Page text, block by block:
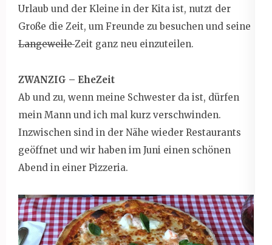
Urlaub und der Kleine in der Kita ist, nutzt der
Große die Zeit, um Freunde zu besuchen und seine
LangeweileZeit ganz neu einzuteilen.
ZWANZIG – EheZeit
Ab und zu, wenn meine Schwester da ist, dürfen
mein Mann und ich mal kurz verschwinden.
Inzwischen sind in der Nähe wieder Restaurants
geöffnet und wir haben im Juni einen schönen
Abend in einer Pizzeria.